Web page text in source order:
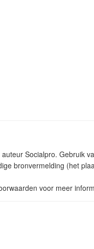
Socialpro. Gebruik
bronvermelding (het
voor meer